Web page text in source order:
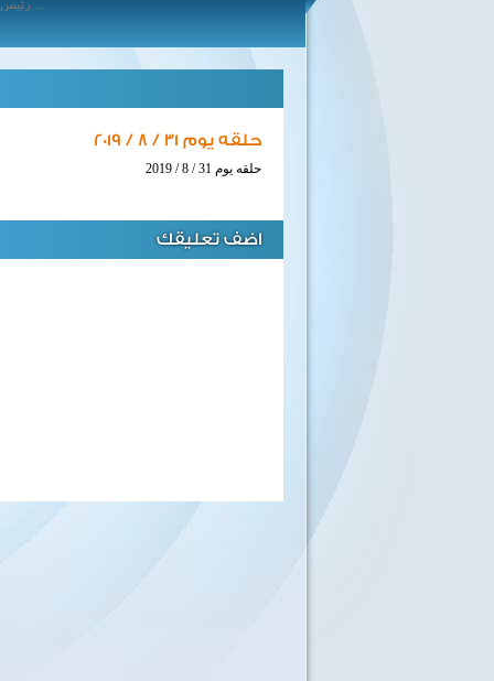
حلقه يوم 31 / 8 / 2019
حلقه يوم 31 / 8 / 2019
اضف تعليقك